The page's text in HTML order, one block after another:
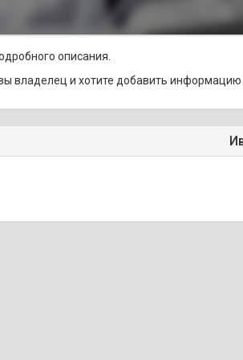
описания.
владелец и хотите добавить информацию